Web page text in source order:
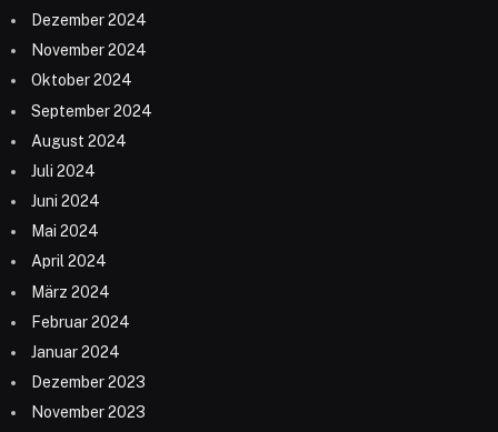
Dezember 2024
November 2024
Oktober 2024
September 2024
August 2024
Juli 2024
Juni 2024
Mai 2024
April 2024
März 2024
Februar 2024
Januar 2024
Dezember 2023
November 2023